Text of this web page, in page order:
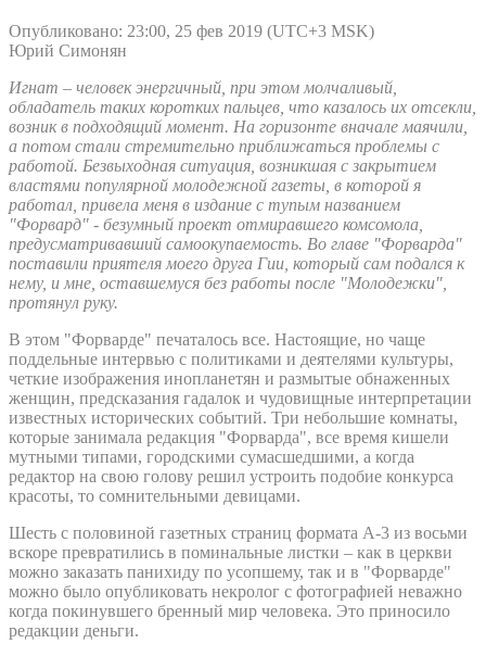
Опубликовано: 23:00, 25 фев 2019 (UTC+3 MSK)
Юрий Симонян
Игнат – человек энергичный, при этом молчаливый,
обладатель таких коротких пальцев, что казалось их отсекли,
возник в подходящий момент. На горизонте вначале маячили,
а потом стали стремительно приближаться проблемы с
работой. Безвыходная ситуация, возникшая с закрытием
властями популярной молодежной газеты, в которой я
работал, привела меня в издание с тупым названием
"Форвард" - безумный проект отмиравшего комсомола,
предусматривавший самоокупаемость. Во главе "Форварда"
поставили приятеля моего друга Гии, который сам подался к
нему, и мне, оставшемуся без работы после "Молодежки",
протянул руку.
В этом "Форварде" печаталось все. Настоящие, но чаще
поддельные интервью с политиками и деятелями культуры,
четкие изображения инопланетян и размытые обнаженных
женщин, предсказания гадалок и чудовищные интерпретации
известных исторических событий. Три небольшие комнаты,
которые занимала редакция "Форварда", все время кишели
мутными типами, городскими сумасшедшими, а когда
редактор на свою голову решил устроить подобие конкурса
красоты, то сомнительными девицами.
Шесть с половиной газетных страниц формата А-3 из восьми
вскоре превратились в поминальные листки – как в церкви
можно заказать панихиду по усопшему, так и в "Форварде"
можно было опубликовать некролог с фотографией неважно
когда покинувшего бренный мир человека. Это приносило
редакции деньги.